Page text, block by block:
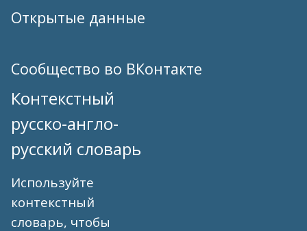
Открытые данные
Сообщество во ВКонтакте
Контекстный
русско-англо-
русский словарь
Используйте
контекстный
словарь, чтобы